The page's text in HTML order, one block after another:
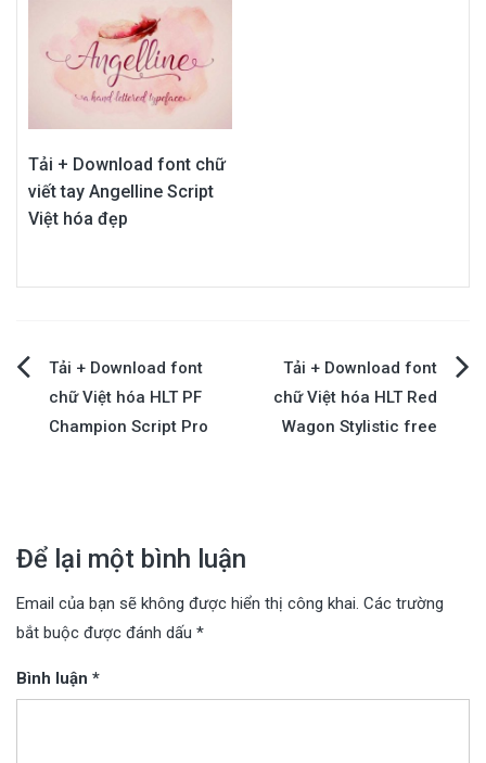
Tải + Download font chữ
viết tay Angelline Script
Việt hóa đẹp
Điều
hướng
Tải + Download font
chữ Việt hóa HLT PF
Champion Script Pro
Tải + Download font
chữ Việt hóa HLT Red
Wagon Stylistic free
Để lại một bình luận
Email của bạn sẽ không được hiển thị công khai. Các trường
bắt buộc được đánh dấu *
Bình luận *